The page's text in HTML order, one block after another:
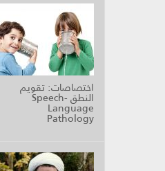
اختصاصات: تقويم
النطق Speech-
Language
Pathology